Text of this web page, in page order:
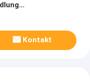
Kontakt